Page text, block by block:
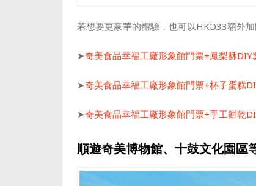
若想要更豪華的體驗，也可以HKD33額外
➤奇美食品幸福工廠形象館門票+鳳梨酥DIY
➤奇美食品幸福工廠形象館門票+杯子蛋糕
➤奇美食品幸福工廠形象館門票+手工餅乾
順遊奇美博物館、十鼓文化園區